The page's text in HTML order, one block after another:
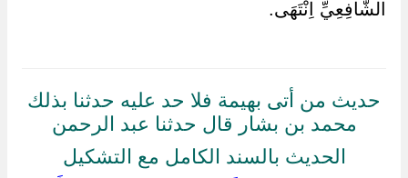
الشَّافِعِيِّ اِنْتَهَى.
حديث من أتى بهيمة فلا حد عليه حدثنا بذلك
محمد بن بشار قال حدثنا عبد الرحمن
الحديث بالسند الكامل مع التشكيل